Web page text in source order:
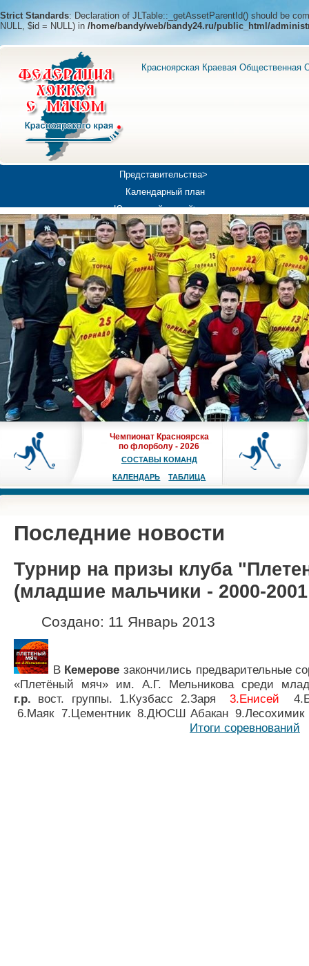
Strict Standards: Declaration of JLTable::_getAssetParentId() should be
NULL, $id = NULL) in /home/bandy/web/bandy24.ru/public_html/
Красноярская Краевая Общественная
Представительства>
Календарный план
Юношеский хоккей>
Универсиада-2019
Медиа>
Чемпионат Красноярска
по флорболу - 2026
СОСТАВЫ КОМАНД
КАЛЕНДАРЬ ТАБЛИЦА
Последние новости
Турнир на призы клуба
(младшие мальчики - 2000-2001
Создано: 11 Январь 2013
В Кемерове закончились предварительные
«Плетёный мяч» им. А.Г. Мельникова среди
г.р. вост. группы. 1.Кузбасс 2.Заря3.Енисей
6.Маяк 7.Цементник 8.ДЮСШ Абакан
Итоги соревнований